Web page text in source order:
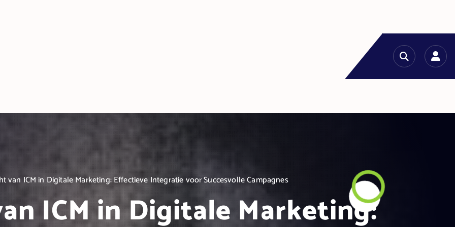
van ICM in Digitale Marketing: Effectieve Integratie voor Succesvolle Campagnes
ICM in Digitale Marketing: